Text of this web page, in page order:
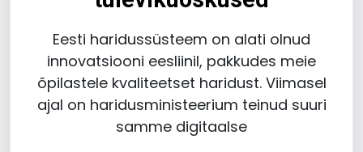
Eesti haridussüsteem on alati olnud
innovatsiooni eesliinil, pakkudes meie
õpilastele kvaliteetset haridust. Viimasel
ajal on haridusministeerium teinud suuri
samme digitaalse